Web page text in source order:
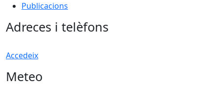
Publicacions
Adreces i telèfons
Accedeix
Meteo